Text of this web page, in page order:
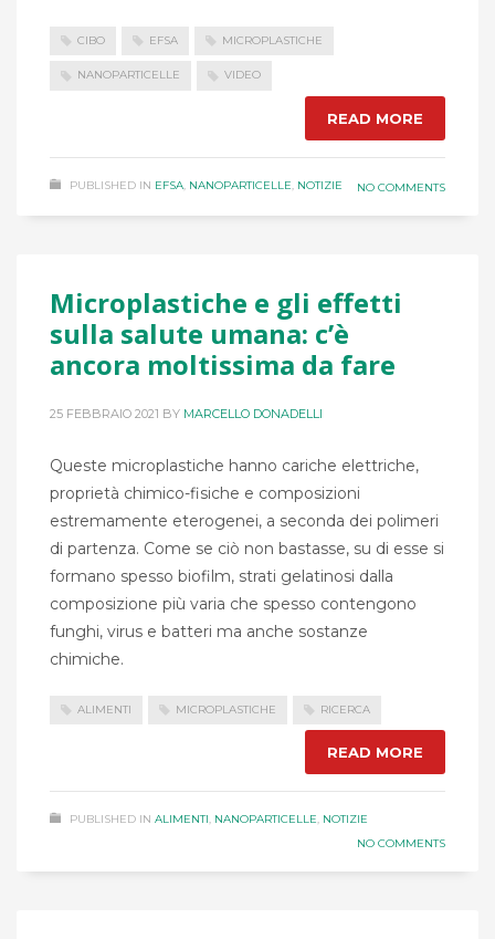
CIBO EFSA MICROPLASTICHE
NANOPARTICELLE VIDEO
READ MORE
PUBLISHED IN EFSA, NANOPARTICELLE, NOTIZIE NO COMMENTS
Microplastiche e gli effetti
sulla salute umana: c’è
ancora moltissima da fare
25 FEBBRAIO 2021 BY MARCELLO DONADELLI
Queste microplastiche hanno cariche elettriche,
proprietà chimico-fisiche e composizioni
estremamente eterogenei, a seconda dei polimeri
di partenza. Come se ciò non bastasse, su di esse si
formano spesso biofilm, strati gelatinosi dalla
composizione più varia che spesso contengono
funghi, virus e batteri ma anche sostanze
chimiche.
ALIMENTI MICROPLASTICHE RICERCA
READ MORE
PUBLISHED IN ALIMENTI, NANOPARTICELLE, NOTIZIE
NO COMMENTS